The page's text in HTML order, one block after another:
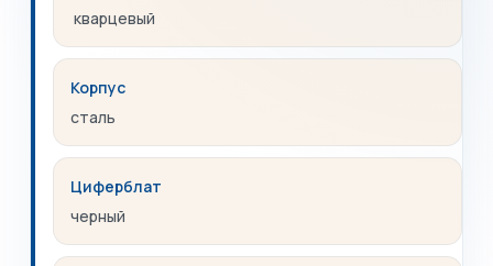
кварцевый
Корпус
сталь
Циферблат
черный